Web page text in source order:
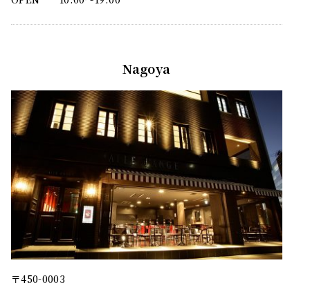
Nagoya
〒450-0003